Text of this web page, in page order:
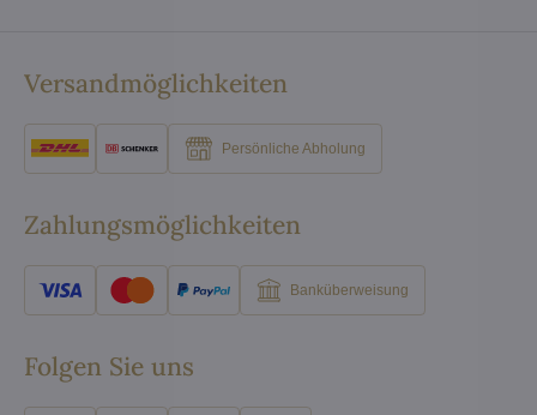
Versandmöglichkeiten
Persönliche Abholung
Zahlungsmöglichkeiten
Banküberweisung
Folgen Sie uns